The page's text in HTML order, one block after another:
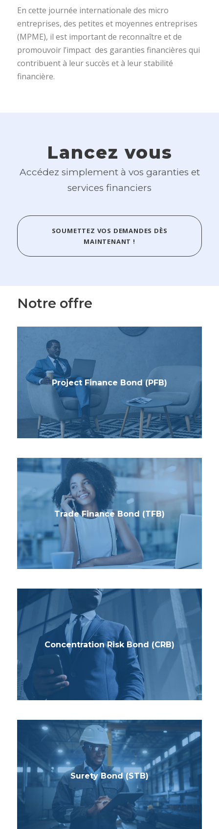
En cette journée internationale des micro
entreprises, des petites et moyennes entreprises
(MPME), il est important de reconnaître et de
promouvoir l’impact des garanties financières qui
contribuent à leur succès et à leur stabilité
financière.
Lancez vous
Accédez simplement à vos garanties et
services financiers
SOUMETTEZ VOS DEMANDES DÈS
MAINTENANT !
Notre offre
Project Finance Bond (PFB)
Trade Finance Bond (TFB)
Concentration Risk Bond (CRB)
Surety Bond (STB)